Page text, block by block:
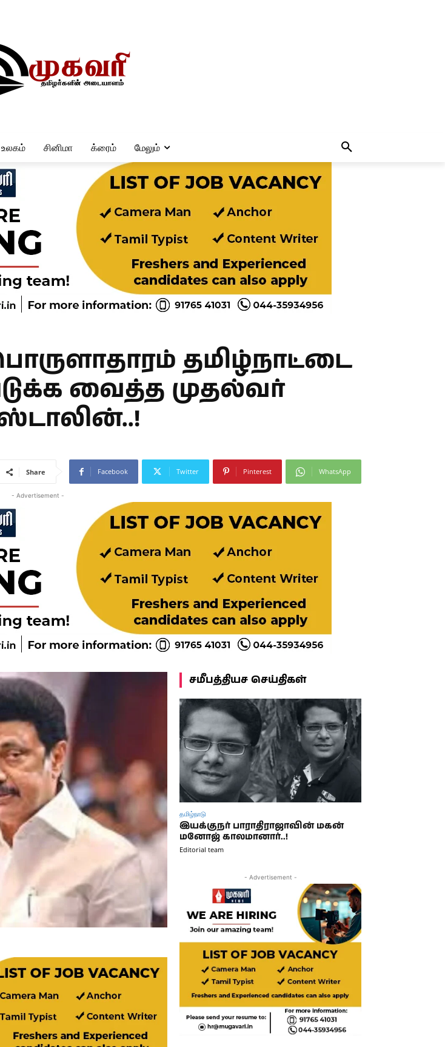
உலகம் சினிமா க்ரைம் மேலும்
தமிழ்நாட்டை
வைத்த முதல்வர்
Share Facebook Twitter Pinterest WhatsApp
- Advertisement -
சமீபத்தியச செய்திகள்
தமிழ்நாடு
இயக்குநர் பாராதிராஜாவின் மகன்
மனோஜ் காலமானார்..!
Editorial team
- Advertisement -